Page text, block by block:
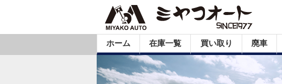
ホーム 在庫一覧 買い取り 廃車